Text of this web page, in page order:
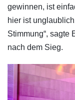
gewinnen, ist
hier ist
Stimmung“, sagte
nach dem Sieg.